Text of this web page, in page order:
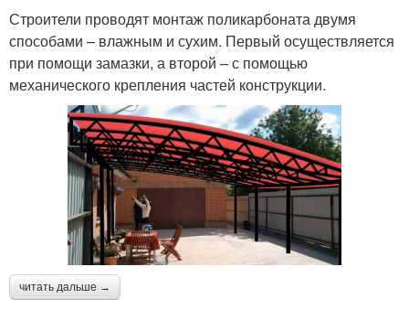
Строители проводят монтаж поликарбоната двумя
способами – влажным и сухим. Первый осуществляется
при помощи замазки, а второй – с помощью
механического крепления частей конструкции.
читать дальше →